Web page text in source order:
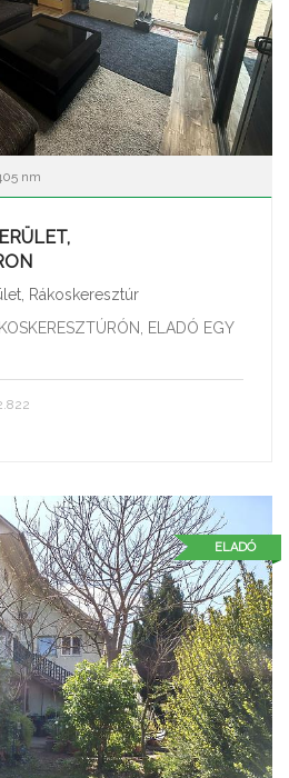
nm
Rákoskeresztúr
ELADÓ EGY
ELADÓ